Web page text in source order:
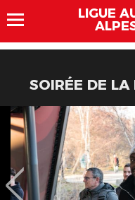
LIGUE
SOIRÉE DE